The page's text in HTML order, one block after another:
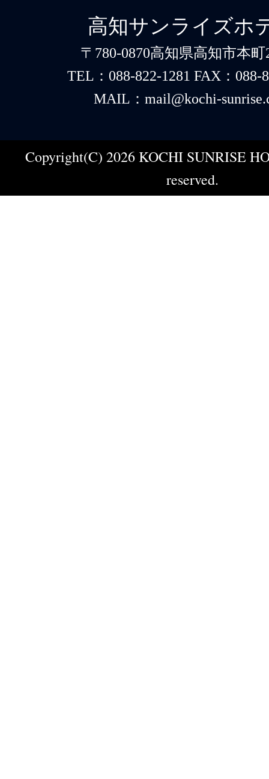
高知サンライズホ
〒780-0870高知県高知市本町
TEL：088-822-1281 FAX：088-
MAIL：mail@kochi-
Copyright(C) 2026 KOCHI SUNRISE
reserved.